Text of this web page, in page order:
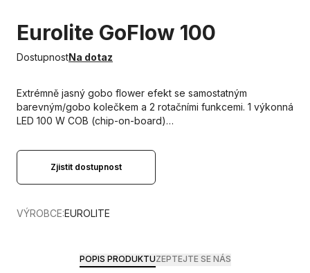
Eurolite GoFlow 100
DostupnostNa dotaz
Extrémně jasný gobo flower efekt se samostatným
barevným/gobo kolečkem a 2 rotačními funkcemi. 1 výkonná
LED 100 W COB (chip-on-board)…
Zjistit dostupnost
VÝROBCE:EUROLITE
POPIS PRODUKTUZEPTEJTE SE NÁS